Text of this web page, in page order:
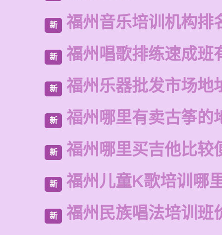
新 福州音乐培训机构排
新 福州唱歌排练速成班
新 福州乐器批发市场地
新 福州哪里有卖古筝的
新 福州哪里买吉他比较
新 福州儿童K歌培训哪
新 福州民族唱法培训班